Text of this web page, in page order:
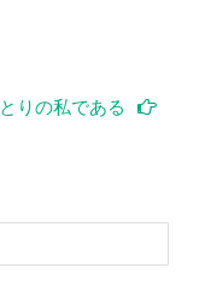
りの私である